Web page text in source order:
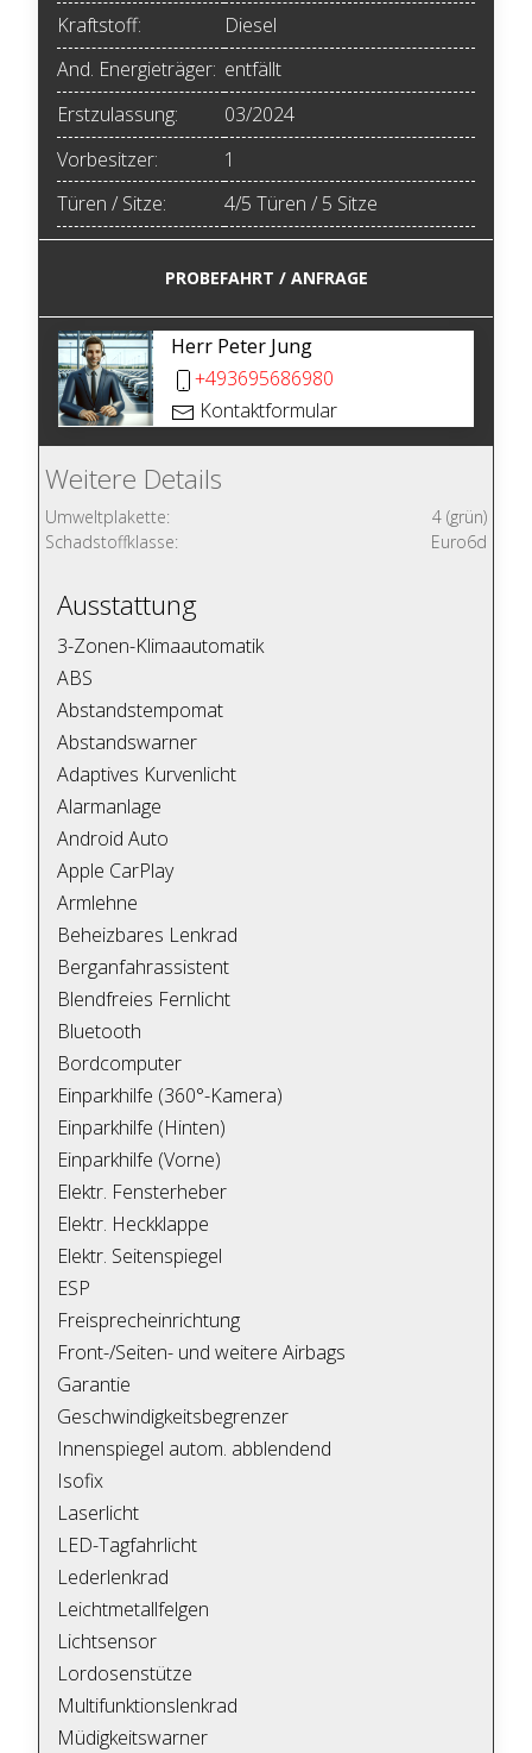
Kraftstoff:
Diesel
And. Energieträger: entfällt
Erstzulassung:
03/2024
Vorbesitzer:
1
Türen / Sitze:
4/5 Türen / 5 Sitze
PROBEFAHRT / ANFRAGE
Herr Peter Jung
+493695686980
Kontaktformular
Weitere Details
Umweltplakette:
4 (grün)
Schadstoffklasse:
Euro6d
Ausstattung
3-Zonen-Klimaautomatik
ABS
Abstandstempomat
Abstandswarner
Adaptives Kurvenlicht
Alarmanlage
Android Auto
Apple CarPlay
Armlehne
Beheizbares Lenkrad
Berganfahrassistent
Blendfreies Fernlicht
Bluetooth
Bordcomputer
Einparkhilfe (360°-Kamera)
Einparkhilfe (Hinten)
Einparkhilfe (Vorne)
Elektr. Fensterheber
Elektr. Heckklappe
Elektr. Seitenspiegel
ESP
Freisprecheinrichtung
Front-/Seiten- und weitere Airbags
Garantie
Geschwindigkeitsbegrenzer
Innenspiegel autom. abblendend
Isofix
Laserlicht
LED-Tagfahrlicht
Lederlenkrad
Leichtmetallfelgen
Lichtsensor
Lordosenstütze
Multifunktionslenkrad
Müdigkeitswarner